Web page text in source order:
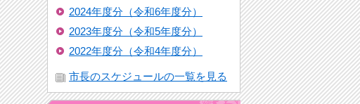
2024年度分（令和6年度分）
2023年度分（令和5年度分）
2022年度分（令和4年度分）
市長のスケジュールの一覧を見る